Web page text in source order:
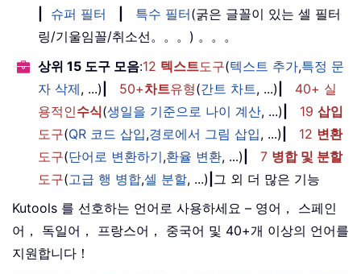
슈퍼 필터 특수 필터(굵은 글꼴이 있는 셀 필터
링/기울임꼴/취소선。。。) 。。。
상위 15 도구 모음:12 텍스트도구(텍스트 추가,특정 문
자 삭제, ...) 50+차트유형(간트 차트, ...)
40+ 실
용적인수식(생일을 기준으로 나이 계산, ...) 19 삽입
도구(QR 코드 삽입,경로에서 그림 삽입, ...) 12 변환
도구(단어로 변환하기,환율 변환, ...) 7 병합 및 분할
도구(고급 행 병합,셀 분할, ...) 그 외 더 많은 기능
Kutools 를 선호하는 언어로 사용하세요 – 영어， 스페인
어， 독일어， 프랑스어， 중국어 및 40+개 이상의 언어를
지원합니다！